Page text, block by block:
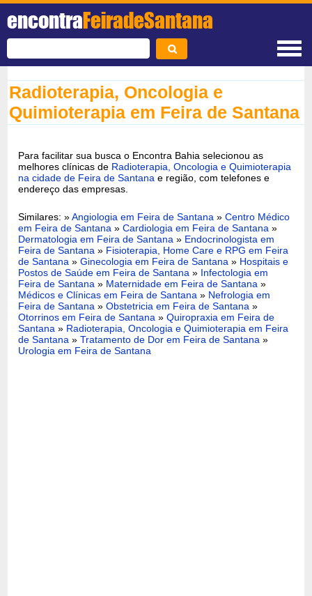
encontraFeiradeSantana
Radioterapia, Oncologia e
Quimioterapia em Feira de Santana
Para facilitar sua busca o Encontra Bahia selecionou as
melhores clínicas de Radioterapia, Oncologia e Quimioterapia
na cidade de Feira de Santana e região, com telefones e
endereço das empresas.
Similares: »Angiologia em Feira de Santana »Centro Médico
em Feira de Santana »Cardiologia em Feira de Santana »
Dermatologia em Feira de Santana » Endocrinologista em
Feira de Santana » Fisioterapia, Home Care e RPG em Feira
de Santana »Ginecologia em Feira de Santana » Hospitais e
Postos de Saúde em Feira de Santana» Infectologia em
Feira de Santana » Maternidade em Feira de Santana »
Médicos e Clínicas em Feira de Santana » Nefrologia em
Feira de Santana »Obstetricia em Feira de Santana »
Otorrinos em Feira de Santana »Quiropraxia em Feira de
Santana » Radioterapia, Oncologia e Quimioterapia em Feira
de Santana »Tratamento de Dor em Feira de Santana »
Urologia em Feira de Santana